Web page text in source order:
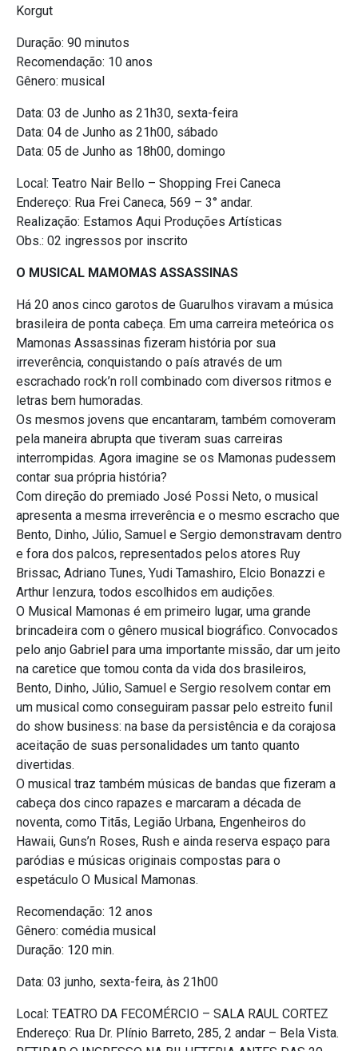
Korgut
Duração: 90 minutos
Recomendação: 10 anos
Gênero: musical
Data: 03 de Junho as 21h30, sexta-feira
Data: 04 de Junho as 21h00, sábado
Data: 05 de Junho as 18h00, domingo
Local: Teatro Nair Bello – Shopping Frei Caneca
Endereço: Rua Frei Caneca, 569 – 3° andar.
Realização: Estamos Aqui Produções Artísticas
Obs.: 02 ingressos por inscrito
O MUSICAL MAMOMAS ASSASSINAS
Há 20 anos cinco garotos de Guarulhos viravam a música
brasileira de ponta cabeça. Em uma carreira meteórica os
Mamonas Assassinas fizeram história por sua
irreverência, conquistando o país através de um
escrachado rock’n roll combinado com diversos ritmos e
letras bem humoradas.
Os mesmos jovens que encantaram, também comoveram
pela maneira abrupta que tiveram suas carreiras
interrompidas. Agora imagine se os Mamonas pudessem
contar sua própria história?
Com direção do premiado José Possi Neto, o musical
apresenta a mesma irreverência e o mesmo escracho que
Bento, Dinho, Júlio, Samuel e Sergio demonstravam dentro
e fora dos palcos, representados pelos atores Ruy
Brissac, Adriano Tunes, Yudi Tamashiro, Elcio Bonazzi e
Arthur Ienzura, todos escolhidos em audições.
O Musical Mamonas é em primeiro lugar, uma grande
brincadeira com o gênero musical biográfico. Convocados
pelo anjo Gabriel para uma importante missão, dar um jeito
na caretice que tomou conta da vida dos brasileiros,
Bento, Dinho, Júlio, Samuel e Sergio resolvem contar em
um musical como conseguiram passar pelo estreito funil
do show business: na base da persistência e da corajosa
aceitação de suas personalidades um tanto quanto
divertidas.
O musical traz também músicas de bandas que fizeram a
cabeça dos cinco rapazes e marcaram a década de
noventa, como Titãs, Legião Urbana, Engenheiros do
Hawaii, Guns’n Roses, Rush e ainda reserva espaço para
paródias e músicas originais compostas para o
espetáculo O Musical Mamonas.
Recomendação: 12 anos
Gênero: comédia musical
Duração: 120 min.
Data: 03 junho, sexta-feira, às 21h00
Local: TEATRO DA FECOMÉRCIO – SALA RAUL CORTEZ
Endereço: Rua Dr. Plínio Barreto, 285, 2 andar – Bela Vista.